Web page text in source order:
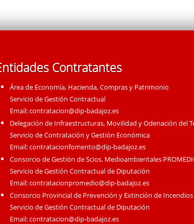
Entidades Contratantes
Área de Economía, Hacienda, Compras y Patrimonio
Servicio de Gestión Contractual
Email:contratacion@dip-badajoz.es
Delegación de Infraestructuras, Movilidad y Odenación del
Servicio de Contratación y Gestión Económica
Email:contratacionfomento@dip-badajoz.es
Consorcio de Gestión de Scios. Medioambientales
Servicio de Gestión Contractual de Diputación
Email:contratacionpromedio@dip-badajoz.es
Consorcio Provincial de Prevención y Extinción de Incendios
Servicio de Gestión Contractual de Diputación
Email:contratacion@dip-badajoz.es